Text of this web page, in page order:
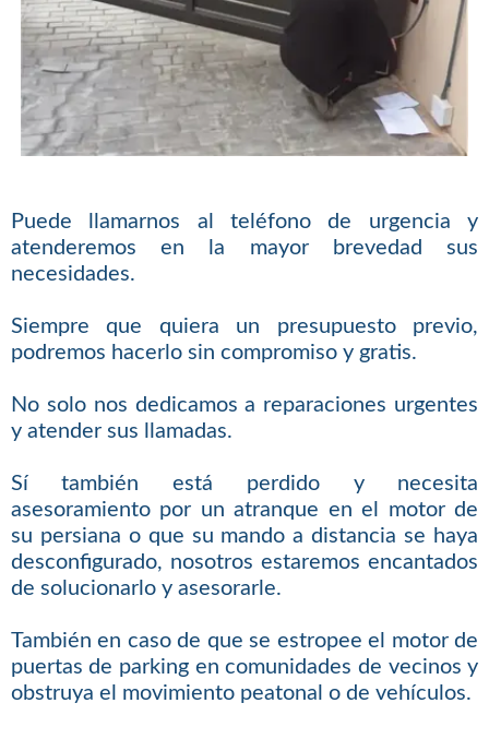
Puede llamarnos al teléfono de urgencia y
atenderemos en la mayor brevedad sus
necesidades.
Siempre que quiera un presupuesto previo,
podremos hacerlo sin compromiso y gratis.
No solo nos dedicamos a reparaciones urgentes
y atender sus llamadas.
Sí también está perdido y necesita
asesoramiento por un atranque en el motor de
su persiana o que su mando a distancia se haya
desconfigurado, nosotros estaremos encantados
de solucionarlo y asesorarle.
También en caso de que se estropee el motor de
puertas de parking en comunidades de vecinos y
obstruya el movimiento peatonal o de vehículos.